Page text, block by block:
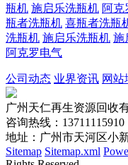
瓶机 施启乐洗瓶机 阿克
瓶者洗瓶机 喜瓶者洗瓶
洗瓶机 施启乐洗瓶机 施
阿克罗电气
公司动态 业界资讯 网站
广州天仁再生资源回收
咨询热线：13711115910
地址：广州市天河区小
Sitemap Sitemap.xml